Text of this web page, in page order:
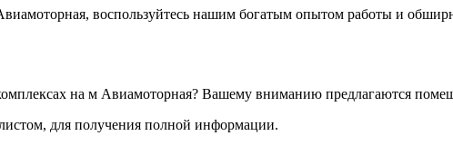
воспользуйтесь нашим богатым опытом работы и
на м Авиамоторная? Вашему вниманию предлагаются
для получения полной информации.